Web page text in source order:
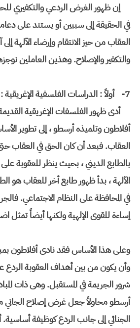
إن ظهور الغرض الردعي والتكفيري
في الحقيقة إلى سببين أو يستند على
العقاب من حيز الانتقام وإرضاء الآلهة
والتكفير والإصلاح. وهذين العاملين
7-
أولاً : الدراسات الفلسفية الإغريقية :
أدى ظهور الفلسفات الإغريقية
أفلاطون وتلميذه أرسطو ، إلى تطوير
العقاب. فبعد أن كان الحق في العقاب
بالطابع الديني ، بحيث ينظر للعقوبة
الآلهة ، بدأ ظهور طابع أخر للعقاب هو
في المحافظة على النظام الاجتماعي.
إساءة للقوى الإلهية ولكنها أيضاً تمثل
وعلى هذا الأساس فقد نادى أفلاطون
وأن يكون من بين أهداف العقوبة الردع
شرور الجريمة في المستقبل. وهى ذات
أرسطو محاولاً جعل غرض إصلاح الجاني
الجنائي إلى جانب الردع كوظيفة أساسية.